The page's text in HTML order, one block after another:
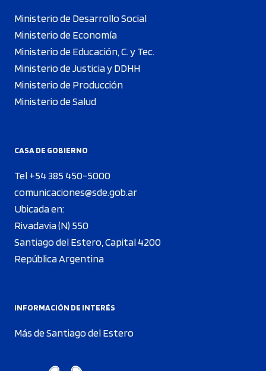
Ministerio de Desarrollo Social
Ministerio de Economía
Ministerio de Educación, C. y Tec.
Ministerio de Justicia y DDHH
Ministerio de Producción
Ministerio de Salud
CASA DE GOBIERNO
Tel +54 385 450-5000
comunicaciones@sde.gob.ar
Ubicada en:
Rivadavia (N) 550
Santiago del Estero, Capital 4200
República Argentina
INFORMACIÓN DE INTERÉS
Más de Santiago del Estero